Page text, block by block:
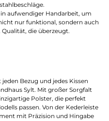
aufwendiger Handarbeit, um
nur funktional, sondern auch
die überzeugt.
Bezug und jedes Kissen
Sylt. Mit großer Sorgfalt
Polster, die perfekt
passen. Von der Kederleiste
mit Präzision und Hingabe